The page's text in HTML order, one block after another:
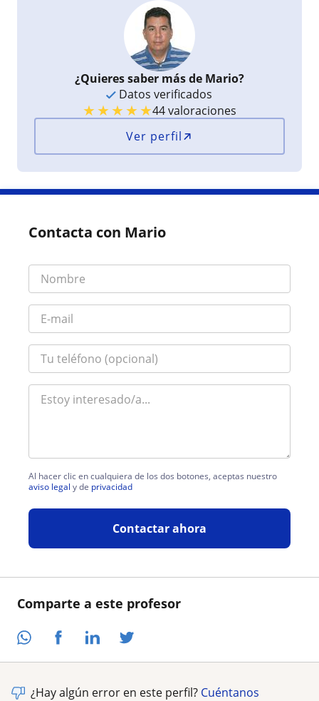
Comparte a este profesor
¿Quieres saber más de Mario?
Datos verificados
★★★★★44 valoraciones
Ver perfil
Contacta con Mario
Al hacer clic en cualquiera de los dos botones, aceptas nuestro
aviso legal y de privacidad
Contactar ahora
¿Hay algún error en este perfil? Cuéntanos